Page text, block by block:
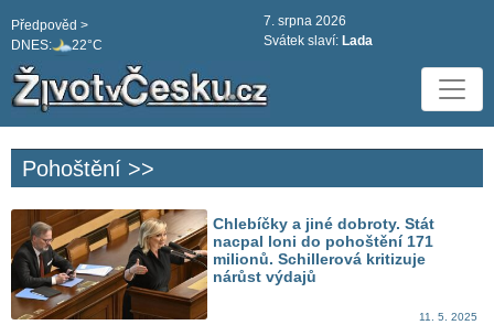
DNES: 22°C
Předpověd >
7. srpna 2026
Svátek slaví: Lada
Pohoštění >>
Chlebíčky a jiné dobroty. Stát
nacpal loni do pohoštění 171
milionů. Schillerová kritizuje
nárůst výdajů
11. 5. 2025